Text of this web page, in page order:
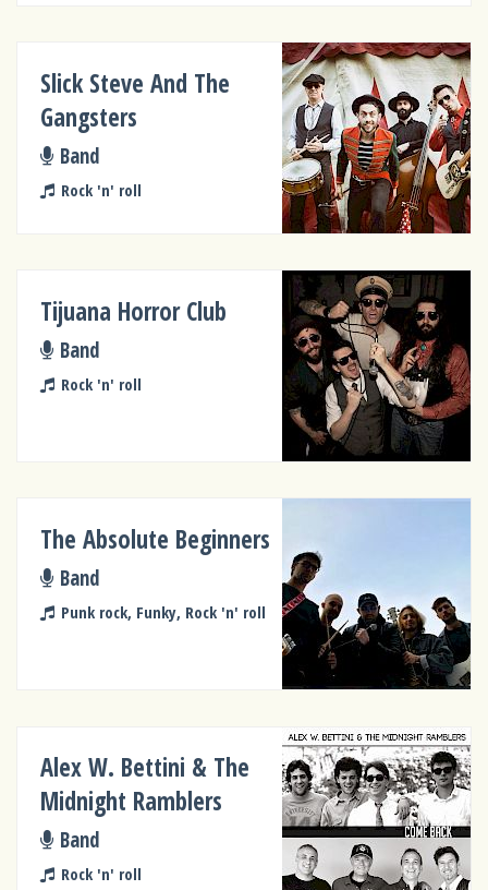
Slick Steve And The
Gangsters
Band
Rock 'n' roll
Tijuana Horror Club
Band
Rock 'n' roll
The Absolute Beginners
Band
Punk rock, Funky, Rock 'n' roll
Alex W. Bettini & The
Midnight Ramblers
Band
Rock 'n' roll